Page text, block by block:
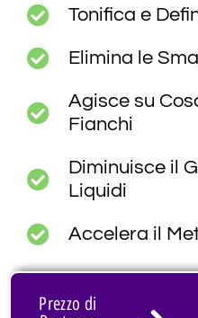
Tonifica e
Elimina le
Agisce su
Fianchi
Diminuisce il
Liquidi
Accelera il
Prezzo di